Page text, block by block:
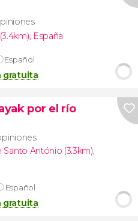
España
Español
gratuita
por el río
Santo António (3.3km),
Español
gratuita